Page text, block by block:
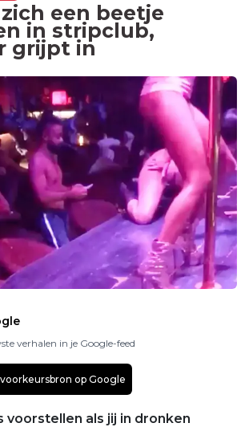
een beetje
in stripclub,
grijpt in
verhalen in je Google-feed
op Google
voorstellen als jij in dronken